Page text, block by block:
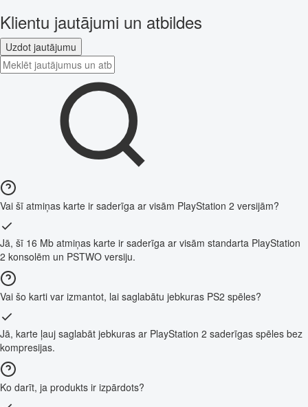
Klientu jautājumi un atbildes
Uzdot jautājumu
Vai šī atmiņas karte ir saderīga ar visām PlayStation 2 versijām?
Jā, šī 16 Mb atmiņas karte ir saderīga ar visām standarta PlayStation
2 konsolēm un PSTWO versiju.
Vai šo karti var izmantot, lai saglabātu jebkuras PS2 spēles?
Jā, karte ļauj saglabāt jebkuras ar PlayStation 2 saderīgas spēles bez
kompresijas.
Ko darīt, ja produkts ir izpārdots?